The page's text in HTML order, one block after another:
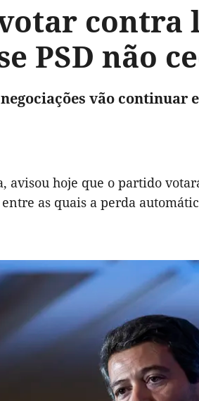
contra
PSD não
vão continuar
avisou hoje que o partido
as quais a perda